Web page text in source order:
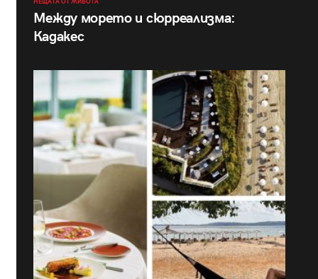
НЕЩАТА ОТ ЖИВОТА
Между морето и сюрреализма:
Кадакес